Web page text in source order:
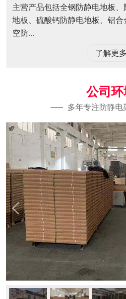
主营产品包括全钢防静电地板
地板、硫酸钙防静电地板、铝
空防...
了解更多
公司
多年专注防静电